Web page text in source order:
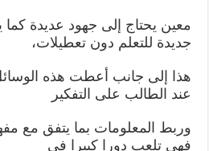
معين يحتاج إلى جهود عديدة كما
جديدة للتعلم دون تعطيلات،
هذا إلى جانب أعطت هذه الوسائل
عند الطالب على التفكير
وربط المعلومات بما يتفق مع
فهي تلعب دورا كبيرا في